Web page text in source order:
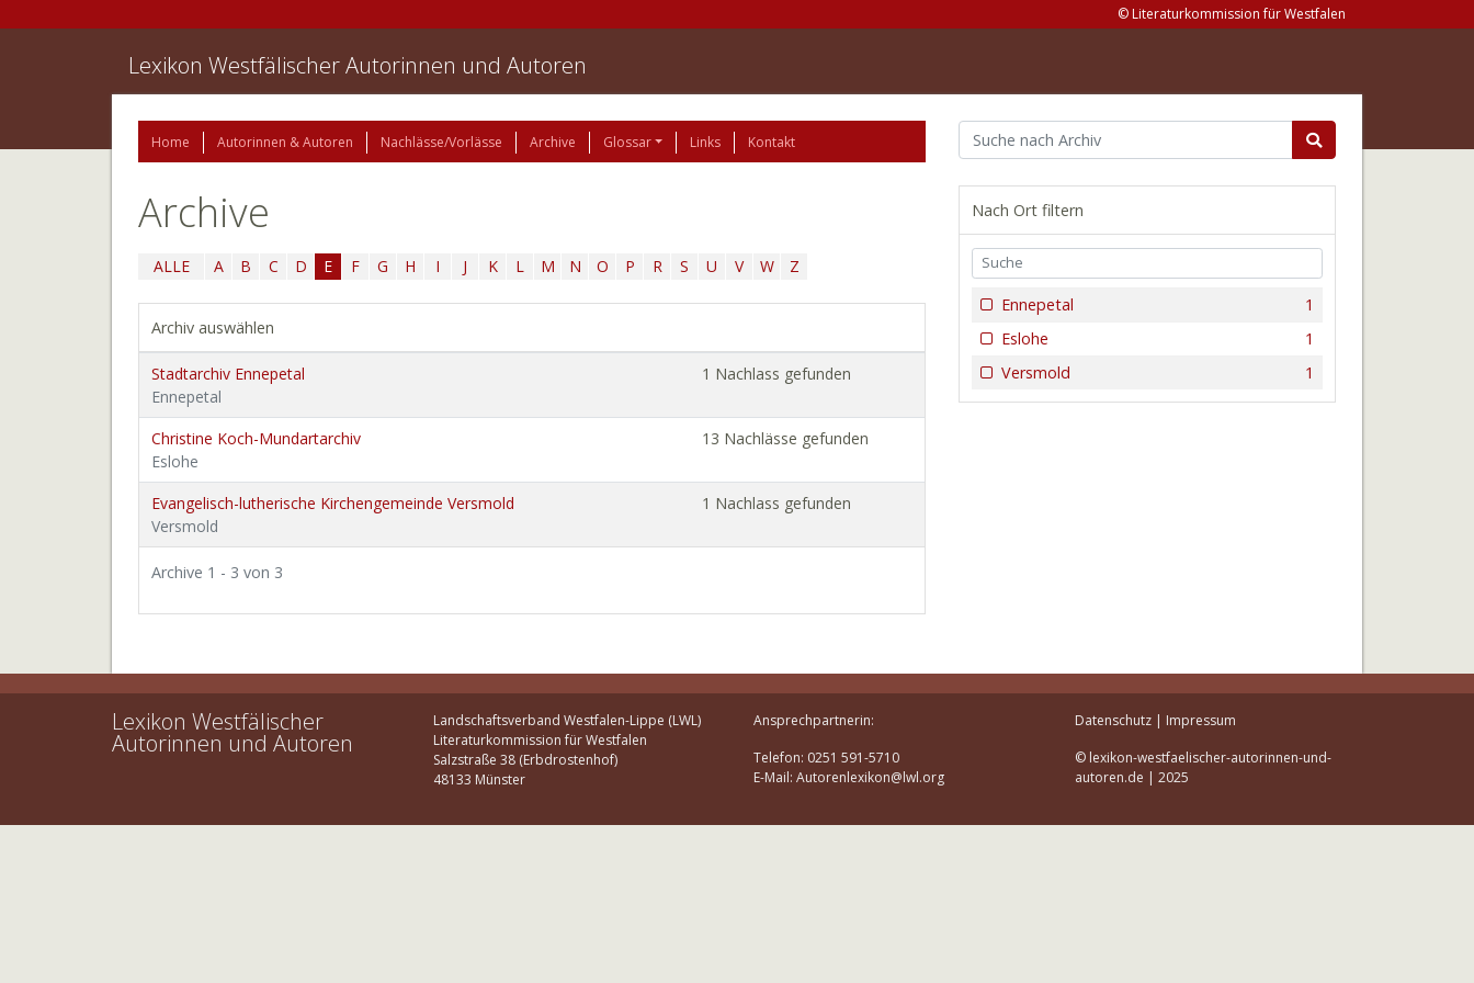
© Literaturkommission für Westfalen
Lexikon Westfälischer Autorinnen und Autoren
Home Autorinnen & Autoren Nachlässe/Vorlässe Archive Glossar Links Kontakt
Archive
ALLE A B C D E F G H I J K L M N O P R S U V W Z
Archiv auswählen
Stadtarchiv Ennepetal
Ennepetal
1 Nachlass gefunden
Christine Koch-Mundartarchiv
Eslohe
13 Nachlässe gefunden
Evangelisch-lutherische Kirchengemeinde Versmold
Versmold
1 Nachlass gefunden
Archive 1 - 3 von 3
Nach Ort filtern
1
Ennepetal
1
Eslohe
1
Versmold
Lexikon Westfälischer
Autorinnen und Autoren
Landschaftsverband Westfalen-Lippe (LWL)
Literaturkommission für Westfalen
Salzstraße 38 (Erbdrostenhof)
48133 Münster
Ansprechpartnerin:
Telefon: 0251 591-5710
E-Mail: Autorenlexikon@lwl.org
Datenschutz| Impressum
© lexikon-westfaelischer-autorinnen-und-
autoren.de | 2025